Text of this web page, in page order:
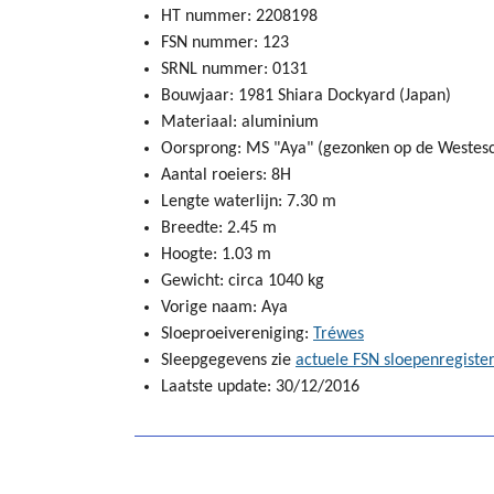
HT nummer: 2208198
FSN nummer: 123
SRNL nummer: 0131
Bouwjaar: 1981 Shiara Dockyard (Japan)
Materiaal: aluminium
Oorsprong: MS "Aya" (gezonken op de
Aantal roeiers: 8H
Lengte waterlijn: 7.30 m
Breedte: 2.45 m
Hoogte: 1.03 m
Gewicht: circa 1040 kg
Vorige naam: Aya
Sloeproeivereniging: Tréwes
Sleepgegevens zie actuele FSN sloepenregister
Laatste update: 30/12/2016